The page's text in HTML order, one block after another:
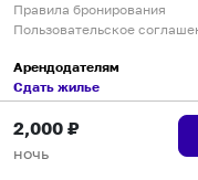
2,000 ₽
ночь
Правила бронирования
Пользовательское
Арендодателям
Сдать жилье
Пользовательское
Правила публикации